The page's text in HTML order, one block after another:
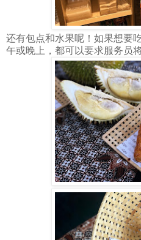
还有包点和水果呢！如果想要
午或晚上，都可以要求服务员